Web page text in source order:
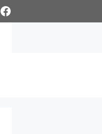
Facebook